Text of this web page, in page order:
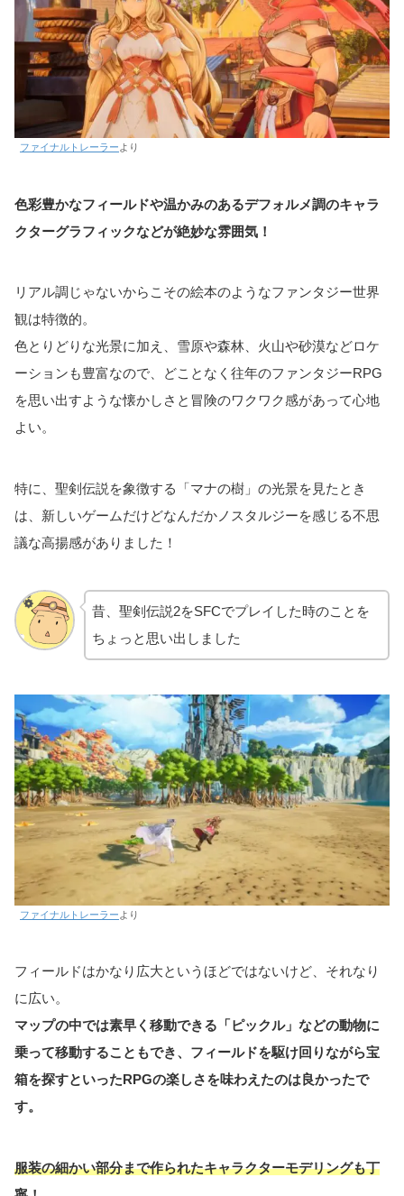
ファイナルトレーラー より
色彩豊かなフィールドや温かみのあるデフォルメ調のキャラ
クターグラフィックなどが絶妙な雰囲気！
リアル調じゃないからこその絵本のようなファンタジー世界
観は特徴的。
色とりどりな光景に加え、雪原や森林、火山や砂漠などロケ
ーションも豊富なので、どことなく往年のファンタジーRPG
を思い出すような懐かしさと冒険のワクワク感があって心地
よい。
特に、聖剣伝説を象徴する「マナの樹」の光景を見たとき
は、新しいゲームだけどなんだかノスタルジーを感じる不思
議な高揚感がありました！
昔、聖剣伝説2をSFCでプレイした時のことを
ちょっと思い出しました
ファイナルトレーラー より
フィールドはかなり広大というほどではないけど、それなり
に広い。
マップの中では素早く移動できる「ピックル」などの動物に
乗って移動することもでき、フィールドを駆け回りながら宝
箱を探すといったRPGの楽しさを味わえたのは良かったで
す。
服装の細かい部分まで作られたキャラクターモデリングも丁